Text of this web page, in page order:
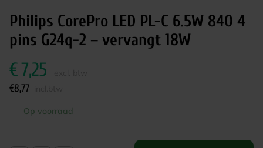
Philips CorePro LED PL-C 6.5W 840 4
pins G24q-2 – vervangt 18W
€7,25
€8,77
Op voorraad